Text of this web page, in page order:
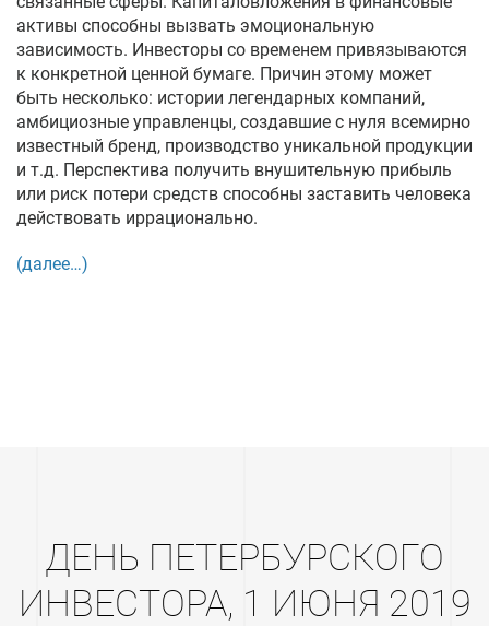
активы способны вызвать эмоциональную
зависимость. Инвесторы со временем привязываются
к конкретной ценной бумаге. Причин этому может
быть несколько: истории легендарных компаний,
амбициозные управленцы, создавшие с нуля всемирно
известный бренд, производство уникальной продукции
и т.д. Перспектива получить внушительную прибыль
или риск потери средств способны заставить человека
действовать иррационально.
(далее…)
ДЕНЬ ПЕТЕРБУРСКОГО
ИНВЕСТОРА, 1 ИЮНЯ 2019